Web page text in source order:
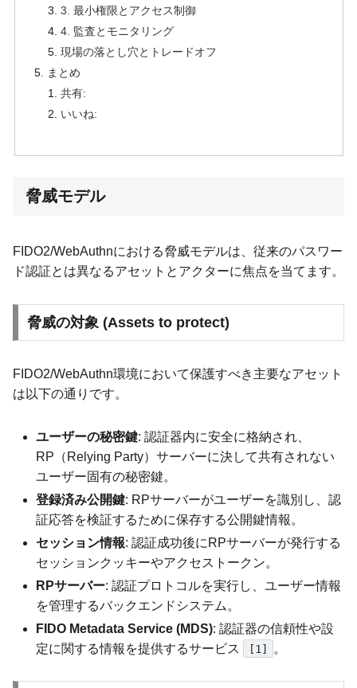
3. 最小権限とアクセス制御
4. 監査とモニタリング
現場の落とし穴とトレードオフ
まとめ
共有:
いいね:
脅威モデル
FIDO2/WebAuthnにおける脅威モデルは、従来のパスワー
ド認証とは異なるアセットとアクターに焦点を当てます。
脅威の対象 (Assets to protect)
FIDO2/WebAuthn環境において保護すべき主要なアセット
は以下の通りです。
ユーザーの秘密鍵: 認証器内に安全に格納され、
RP（Relying Party）サーバーに決して共有されない
ユーザー固有の秘密鍵。
登録済み公開鍵: RPサーバーがユーザーを識別し、認
証応答を検証するために保存する公開鍵情報。
セッション情報: 認証成功後にRPサーバーが発行する
セッションクッキーやアクセストークン。
RPサーバー: 認証プロトコルを実行し、ユーザー情報
を管理するバックエンドシステム。
FIDO Metadata Service (MDS): 認証器の信頼性や設
定に関する情報を提供するサービス
[1] 。